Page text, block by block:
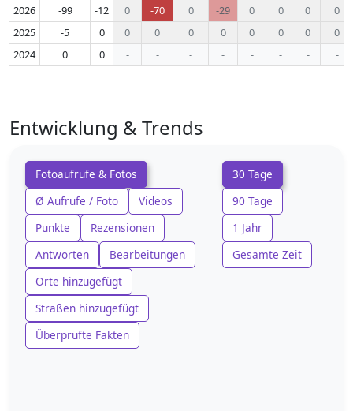
2026 -99 -12 0 -70 0 -29 0 0 0
0
2025
-5 0 0 0 0 0 0 0 0
0
2024
0 0 - - - - - - - -
Entwicklung & Trends
Fotoaufrufe & Fotos
Ø Aufrufe / Foto
Videos
Punkte
Rezensionen
Antworten
Bearbeitungen
Orte hinzugefügt
Straßen hinzugefügt
Überprüfte Fakten
30 Tage
90 Tage
1 Jahr
Gesamte Zeit